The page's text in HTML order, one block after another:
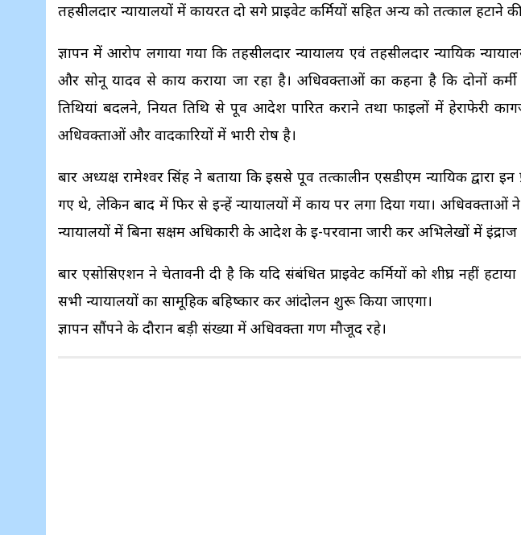
तहसीलदार न्यायालयों में कार्यरत दो सगे प्राइवेट कर्मियों सहित अन्य को तत्काल हटाने
ज्ञापन में आरोप लगाया गया कि तहसीलदार न्यायालय एवं तहसीलदार न्यायिक
और सोनू यादव से कार्य कराया जा रहा है। अधिवक्ताओं का कहना है कि दोनों कर्मी
तिथियां बदलने, नियत तिथि से पूर्व आदेश पारित कराने तथा फाइलों में हेराफेरी
अधिवक्ताओं और वादकारियों में भारी रोष है।
बार अध्यक्ष रामेश्वर सिंह ने बताया कि इससे पूर्व तत्कालीन एसडीएम न्यायिक द्वारा
गए थे, लेकिन बाद में फिर से इन्हें न्यायालयों में कार्य पर लगा दिया गया।
न्यायालयों में बिना सक्षम अधिकारी के आदेश के ई-परवाना जारी कर अभिलेखों में
बार एसोसिएशन ने चेतावनी दी है कि यदि संबंधित प्राइवेट कर्मियों को शीघ्र नहीं
सभी न्यायालयों का सामूहिक बहिष्कार कर आंदोलन शुरू किया जाएगा।
ज्ञापन सौंपने के दौरान बड़ी संख्या में अधिवक्ता गण मौजूद रहे।